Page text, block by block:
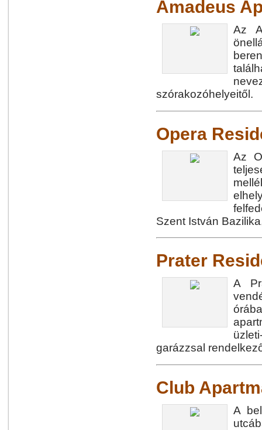
Amadeus
Az
szórakozóhelyeitől.
Opera
Az
Szent István
Prater
A
garázzsal
Club
A